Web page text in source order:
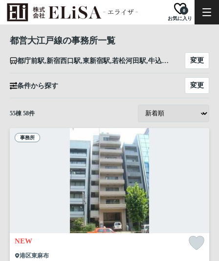
お気に入り
0
都営大江戸線の事務所一覧
都庁前駅,新宿西口駅,東新宿駅,若松河田駅,牛込柳町駅,牛込神楽坂駅,飯田橋駅,後楽園駅,本郷三丁目駅,御徒町駅,新御徒町駅,蔵前駅,両国駅,森下駅,清澄白河駅,門前仲町駅,月島駅,勝どき駅,築地市場駅,汐留駅,大門駅,赤羽橋駅,麻布十番駅,六本木駅,青山一丁目駅,千駄ケ谷駅,代々木駅,新宿駅,西新宿五丁目駅,中野坂上駅,東中野駅,中井駅,落合南長崎駅,新江古田駅,練馬駅,豊島園駅,練馬春日町駅,光が丘駅 変更
条件から探す 変更
55棟 58件
事務所
NEW
港区東麻布